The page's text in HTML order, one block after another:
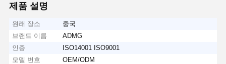
제품 설명
원래 장소
중국
브랜드 이름
ADMG
인증
ISO14001 ISO9001
모델 번호
OEM/ODM